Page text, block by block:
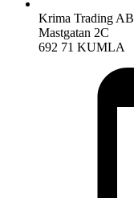
Krima Trading AB
Mastgatan 2C
692 71 KUMLA